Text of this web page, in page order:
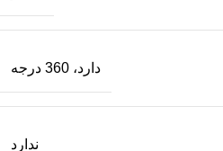
دارد، 360 درجه
ندارد